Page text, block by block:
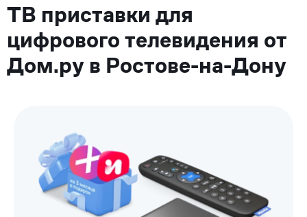
ТВ приставки для
цифрового телевидения от
Дом.ру в Ростове-на-Дону